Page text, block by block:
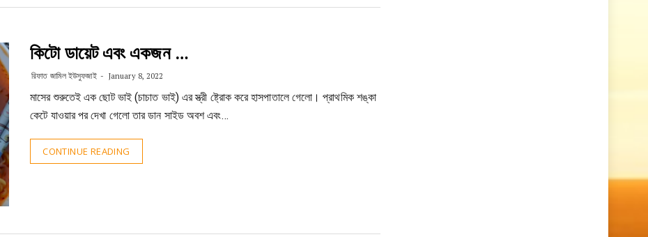
কিটো ডায়েট এবং একজন …
রিফাত জামিল ইউসুফজাই January 8, 2022
মাসের শুরুতেই এক ছোট ভাই (চাচাত ভাই) এর স্ত্রী ষ্ট্রোক করে হাসপাতালে গেলো। প্রাথমিক শঙ্কা
কেটে যাওয়ার পর দেখা গেলো তার ডান সাইড অবশ এবং…
CONTINUE READING